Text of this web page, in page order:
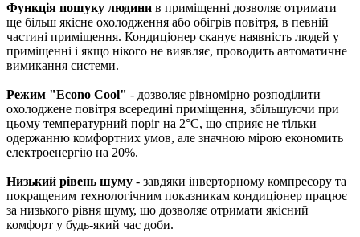
Функція пошуку людини в приміщенні дозволяє отримати
ще більш якісне охолодження або обігрів повітря, в певній
частині приміщення. Кондиціонер сканує наявність людей у
приміщенні і якщо нікого не виявляє, проводить автоматичне
вимикання системи.
Режим "Econo Cool" - дозволяє рівномірно розподілити
охолоджене повітря всередині приміщення, збільшуючи при
цьому температурний поріг на 2°C, що сприяє не тільки
одержанню комфортних умов, але значною мірою економить
електроенергію на 20%.
Низький рівень шуму - завдяки інверторному компресору та
покращеним технологічним показникам кондиціонер працює
за низького рівня шуму, що дозволяє отримати якісний
комфорт у будь-який час доби.